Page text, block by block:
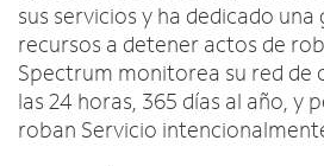
sus servicios y ha dedicado
recursos a detener actos de
Spectrum monitorea su red de
las 24 horas, 365 días al año, y
roban Servicio